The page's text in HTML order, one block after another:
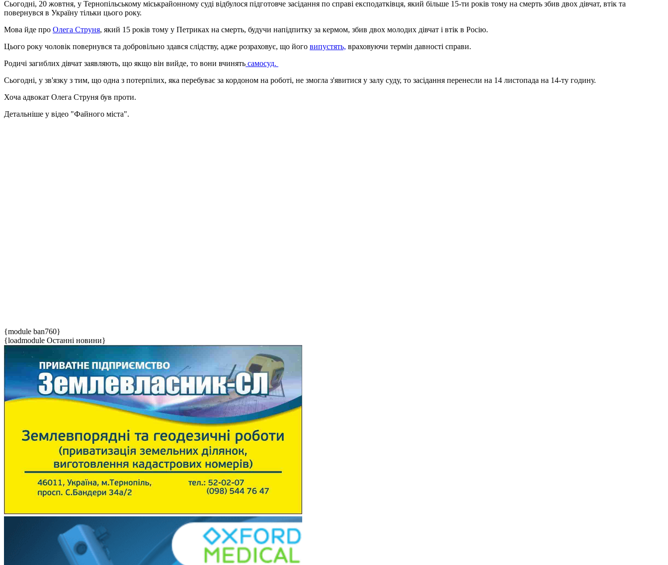
Сьогодні, 20 жовтня, у Тернопільському міськрайонному суді відбулося підготовче засідання по справі експодатківця, який більше 15-ти років тому на смерть збив двох дівчат, втік та
повернувся в Україну тільки цього року.
Мова йде про Олега Струня, який 15 років тому у Петриках на смерть, будучи напідпитку за кермом, збив двох молодих дівчат і втік в Росію.
Цього року чоловік повернувся та добровільно здався слідству, адже розраховує, що його випустять, враховуючи термін давності справи.
Родичі загиблих дівчат заявляють, що якщо він вийде, то вони вчинять самосуд.
Сьогодні, у зв'язку з тим, що одна з потерпілих, яка перебуває за кордоном на роботі, не змогла з'явитися у залу суду, то засідання перенесли на 14 листопада на 14-ту годину.
Хоча адвокат Олега Струня був проти.
Детальніше у відео "Файного міста".
{module ban760}
{loadmodule Останні новини}